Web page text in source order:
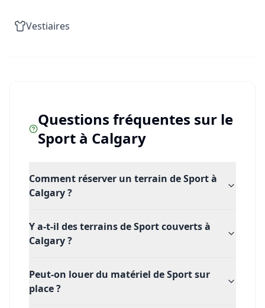
volant et vivez des moments de pure adrénaline.
fouler les parquets. Réservez votre terrain dès
maintenant et rejoignez l'action !
Vestiaires
Questions fréquentes sur le
Sport à Calgary
Comment réserver un terrain de Sport à
Calgary ?
Y a-t-il des terrains de Sport couverts à
Calgary ?
Peut-on louer du matériel de Sport sur
place ?